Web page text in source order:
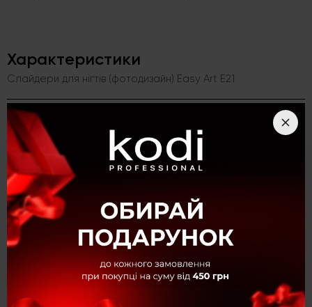
Характеристики
Слайдери для нігтів (фотодизайн) Easy Art E21
Вид товару
Kолекція Easy Art
Категорія Все для дизайну
Опис
Слайдери для нігтів (фотодизайн) Easy Art E21
ДИЗАЙН ДЛЯ НІГТІВ EASY ART E21